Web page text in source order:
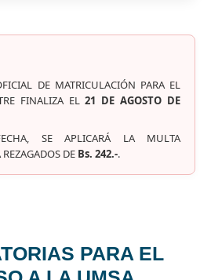
DE MATRICULACIÓN PARA EL
FINALIZA EL21 DE AGOSTO DE
SE APLICARÁ LA MULTA
REZAGADOS DE Bs. 242.-.
PARA EL